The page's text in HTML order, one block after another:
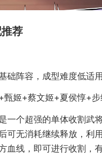
荐
础阵容，成型难度低适
甄姬+蔡文姬+夏侯惇+
一个超强的单体收割武
可无消耗继续释放，利
血线，即可进行收割，